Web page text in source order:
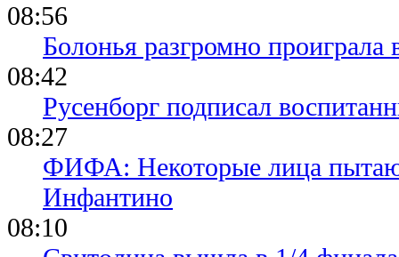
08:56
Болонья разгромно
08:42
Русенборг подписал
08:27
ФИФА: Некоторые лица
Инфантино
08:10